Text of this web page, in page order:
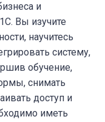
и
Вы изучите
научитесь
систему,
обучение,
снимать
доступ и
иметь